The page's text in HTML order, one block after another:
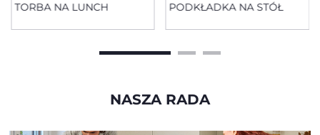
TORBA NA LUNCH PODKŁADKA NA STÓŁ
NASZA RADA